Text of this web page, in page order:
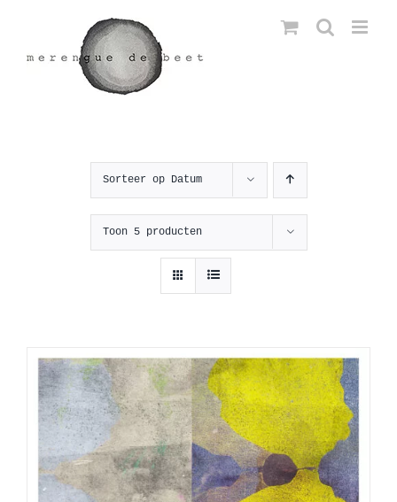
inhoud
Sorteer op Datum
Toon 5 producten